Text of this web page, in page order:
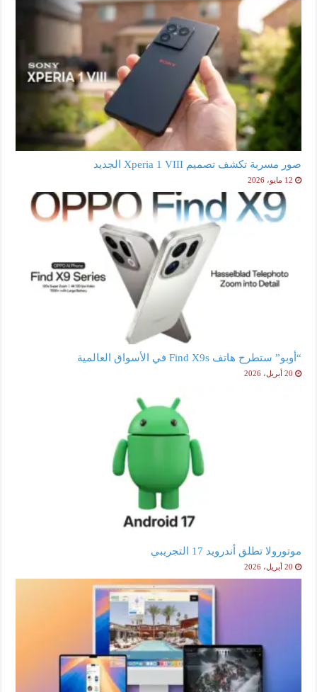
صور مسربة تكشف تصميم Xperia 1 VIII الجديد
12 مايو، 2026
“أوبو” ستطرح هاتف Find X9s في الأسواق العالمية
20 أبريل، 2026
موتورولا تطلق أندرويد 17 التجريبي
20 أبريل، 2026